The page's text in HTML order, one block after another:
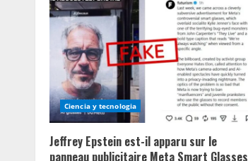
Ciencia y tecnologia
Jeffrey Epstein est-il apparu sur le
panneau publicitaire Meta Smart Glasses